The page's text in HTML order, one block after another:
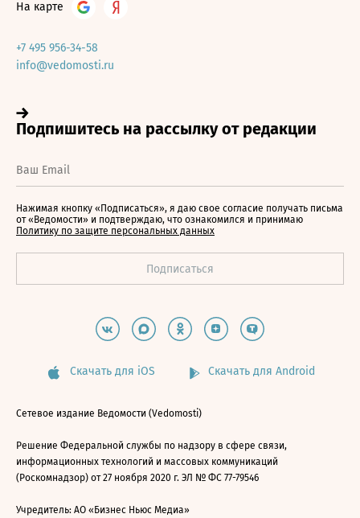
На карте
+7 495 956-34-58
info@vedomosti.ru
Нажимая кнопку «Подписаться», я даю свое согласие получать письма
от «Ведомости» и подтверждаю, что ознакомился и принимаю
Политику по защите персональных данных
Скачать для iOS Скачать для Android
Сетевое издание Ведомости (Vedomosti)
Решение Федеральной службы по надзору в сфере связи,
информационных технологий и массовых коммуникаций
(Роскомнадзор) от 27 ноября 2020 г. ЭЛ № ФС 77-79546
Учредитель: АО «Бизнес Ньюс Медиа»